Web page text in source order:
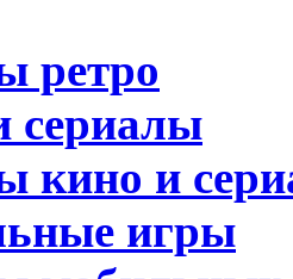
ретро
сериалы
кино и
игры